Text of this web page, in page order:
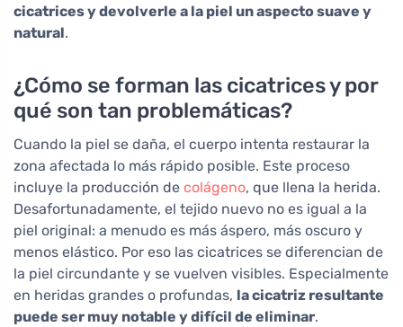
cicatrices y devolverle a la piel un aspecto suave y
natural.
¿Cómo se forman las cicatrices y por
qué son tan problemáticas?
Cuando la piel se daña, el cuerpo intenta restaurar la
zona afectada lo más rápido posible. Este proceso
incluye la producción de colágeno, que llena la herida.
Desafortunadamente, el tejido nuevo no es igual a la
piel original: a menudo es más áspero, más oscuro y
menos elástico. Por eso las cicatrices se diferencian de
la piel circundante y se vuelven visibles. Especialmente
en heridas grandes o profundas, la cicatriz resultante
puede ser muy notable y difícil de eliminar.